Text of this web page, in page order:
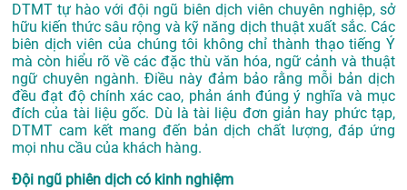
DTMT tự hào với đội ngũ biên dịch viên chuyên nghiệp, sở
hữu kiến thức sâu rộng và kỹ năng dịch thuật xuất sắc. Các
biên dịch viên của chúng tôi không chỉ thành thạo tiếng Ý
mà còn hiểu rõ về các đặc thù văn hóa, ngữ cảnh và thuật
ngữ chuyên ngành. Điều này đảm bảo rằng mỗi bản dịch
đều đạt độ chính xác cao, phản ánh đúng ý nghĩa và mục
đích của tài liệu gốc. Dù là tài liệu đơn giản hay phức tạp,
DTMT cam kết mang đến bản dịch chất lượng, đáp ứng
mọi nhu cầu của khách hàng.
Đội ngũ phiên dịch có kinh nghiệm